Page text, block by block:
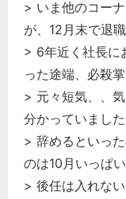
> いま他のコー
が、12月末で退職
> 6年近く社長に
った途端、必殺掌
> 元々短気、、
分かっていました
> 辞めるといっ
のは10月いっぱい
> 後任は入れな